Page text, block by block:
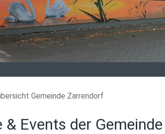
Gemeinde Zarrendorf
& Events der